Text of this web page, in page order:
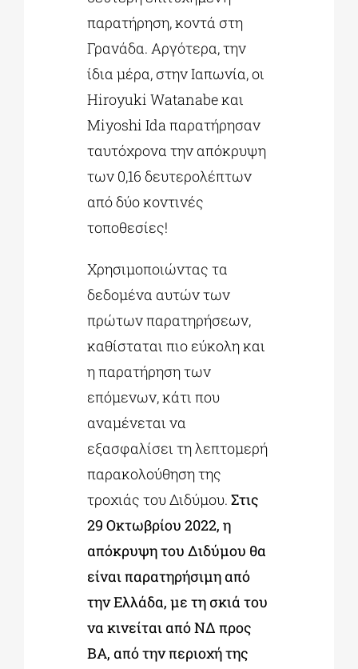
παρατήρηση, κοντά στη
Γρανάδα. Αργότερα, την
ίδια μέρα, στην Ιαπωνία, οι
Hiroyuki Watanabe και
Miyoshi Ida παρατήρησαν
ταυτόχρονα την απόκρυψη
των 0,16 δευτερολέπτων
από δύο κοντινές
τοποθεσίες!
Χρησιμοποιώντας τα
δεδομένα αυτών των
πρώτων παρατηρήσεων,
καθίσταται πιο εύκολη και
η παρατήρηση των
επόμενων, κάτι που
αναμένεται να
εξασφαλίσει τη λεπτομερή
παρακολούθηση της
τροχιάς του Διδύμου.Στις
29 Οκτωβρίου 2022, η
απόκρυψη του Διδύμου θα
είναι παρατηρήσιμη από
την Ελλάδα, με τη σκιά του
να κινείται από ΝΔ προς
ΒΑ, από την περιοχή της